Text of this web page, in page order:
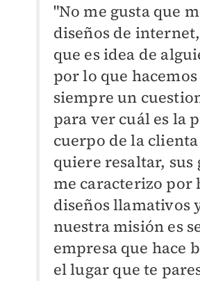
"No me gusta que
diseños de
que es idea de
por lo que hacemos
siempre un
para ver cuál es la
cuerpo de la
quiere resaltar, sus
me caracterizo por
diseños llamativos
nuestra misión es
empresa que hace
el lugar que te